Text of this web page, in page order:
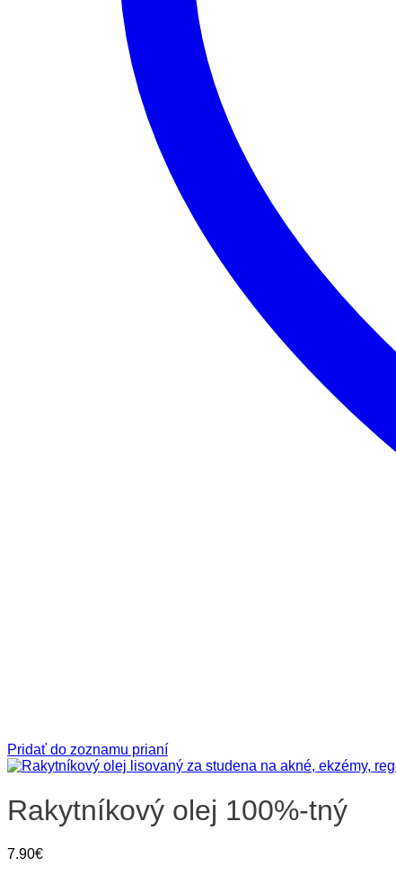
Pridať do zoznamu prianí
Rakytníkový olej 100%-tný
7.90€